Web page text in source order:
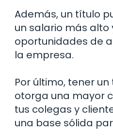
Además, un título
un salario más alto
oportunidades de
la empresa.
Por último, tener
otorga una mayor
tus colegas y
una base sólida